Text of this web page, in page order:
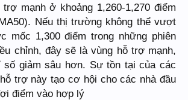
trợ mạnh ở khoảng 1,260-1,270 điểm
Nếu thị trường không thể vượt
mốc 1,300 điểm trong những phiên
chỉnh, đây sẽ là vùng hỗ trợ mạnh,
số giảm sâu hơn. Sự tồn tại của các
trợ này tạo cơ hội cho các nhà đầu
điểm vào hợp lý